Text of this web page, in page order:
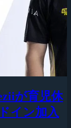
が育児休
イン加入